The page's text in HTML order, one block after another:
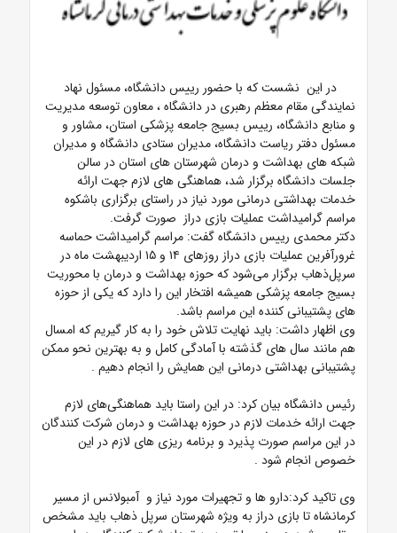
در این نشست که با حضور رییس دانشگاه، مسئول نهاد
نمایندگی مقام معظم رهبری در دانشگاه ، معاون توسعه مدیریت
و منابع دانشگاه، رییس بسیج جامعه پزشکی استان، مشاور و
مسئول دفتر ریاست دانشگاه، مدیران ستادی دانشگاه و مدیران
شبکه های بهداشت و درمان شهرستان های استان در سالن
جلسات دانشگاه برگزار شد، هماهنگی های لازم جهت ارائه
خدمات بهداشتی درمانی مورد نیاز در راستای برگزاری باشکوه
مراسم گرامیداشت عملیات بازی دراز صورت گرفت.
دکتر محمدی رییس دانشگاه گفت: مراسم گرامیداشت حماسه
غرورآفرین عملیات بازی دراز روزهای ۱۴ و ۱۵ اردیبهشت ماه در
سرپل‌ذهاب برگزار می‌شود که حوزه بهداشت و درمان با محوریت
بسیج جامعه پزشکی همیشه افتخار این را دارد که یکی از حوزه
های پشتیبانی کننده این مراسم باشد.
وی اظهار داشت: باید نهایت تلاش خود را به کار گیریم که امسال
هم مانند سال های گذشته با آمادگی کامل و به بهترین نحو ممکن
پشتیبانی بهداشتی درمانی این همایش را انجام دهیم .
رئیس دانشگاه بیان کرد: در این راستا باید هماهنگی‌های لازم
جهت ارائه خدمات لازم در حوزه بهداشت و درمان شرکت کنندگان
در این مراسم صورت پذیرد و برنامه ریزی های لازم در این
خصوص انجام شود .
وی تاکید کرد:دارو ها و تجهیرات مورد نیاز و آمبولانس از مسیر
کرمانشاه تا بازی دراز به ویژه شهرستان سرپل ذهاب باید مشخص